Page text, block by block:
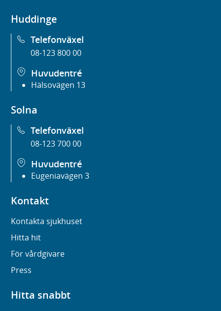
Huddinge
Telefonväxel
08-123 800 00
Huvudentré
Hälsovägen 13
Solna
Telefonväxel
08-123 700 00
Huvudentré
Eugeniavägen 3
Kontakt
Kontakta sjukhuset
Hitta hit
För vårdgivare
Press
Hitta snabbt